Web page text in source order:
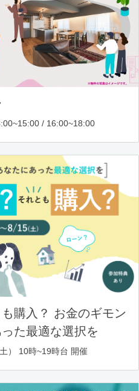
/ 16:00~18:00
購入？ お金のギモン
た最適な選択を
） 10時~19時台 開催